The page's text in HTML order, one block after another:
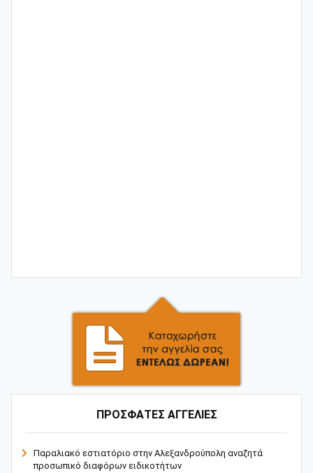
ΠΡΟΣΦΑΤΕΣ ΑΓΓΕΛΙΕΣ
Παραλιακό εστιατόριο στην Αλεξανδρούπολη αναζητά
προσωπικό διαφόρων ειδικοτήτων